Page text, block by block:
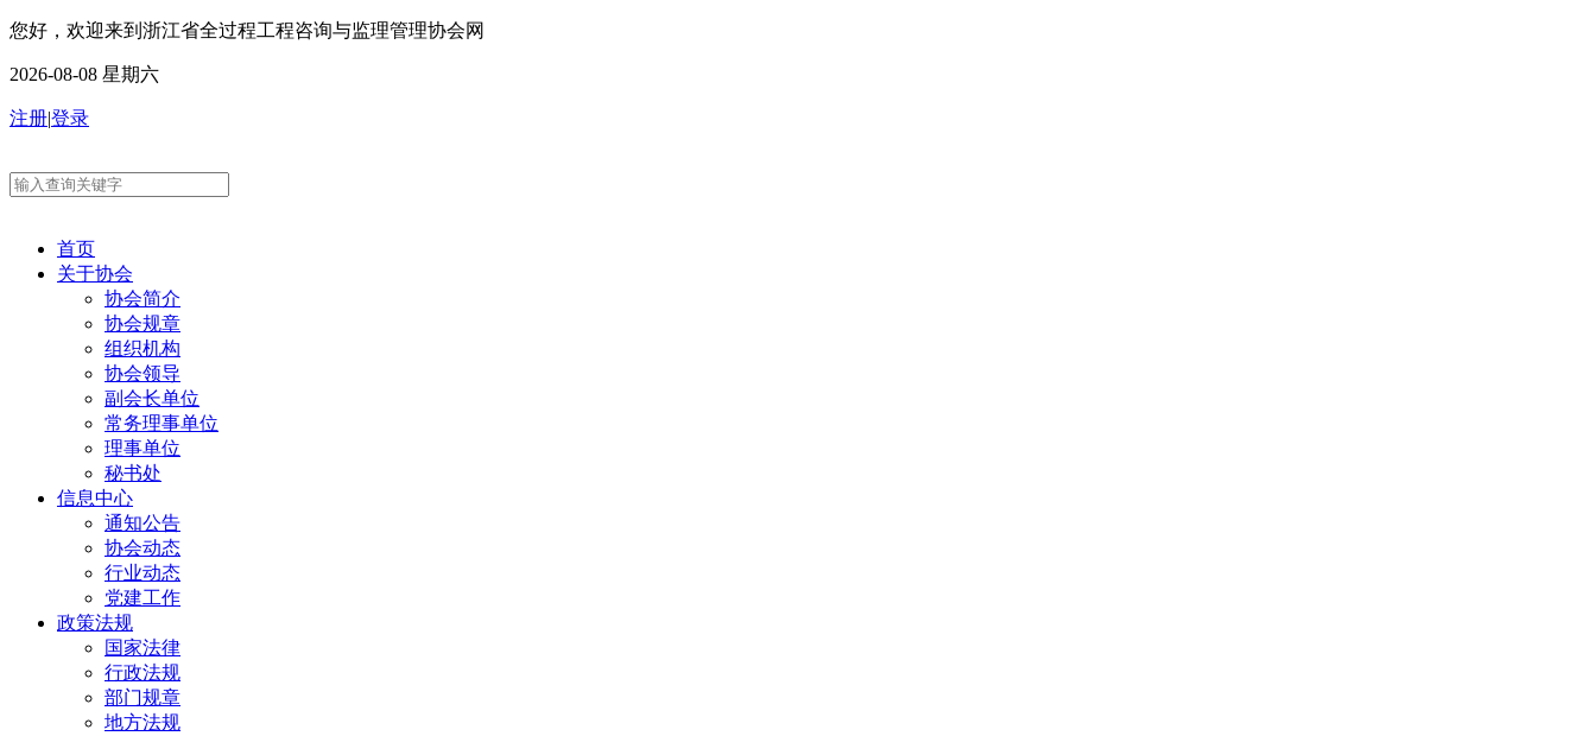
您好，欢迎来到浙江省全过程工程咨询与监理管理协会网
2026-08-08 星期六
注册|登录
首页
关于协会
协会简介
协会规章
组织机构
协会领导
副会长单位
常务理事单位
理事单位
秘书处
信息中心
通知公告
协会动态
行业动态
党建工作
政策法规
国家法律
行政法规
部门规章
地方法规